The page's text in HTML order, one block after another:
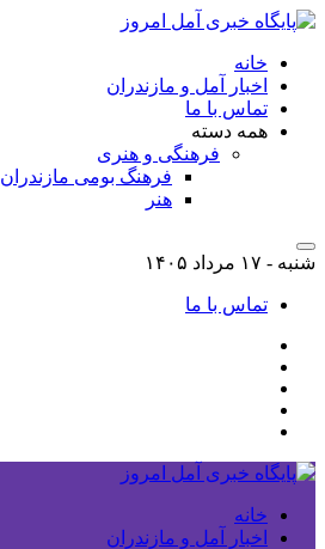
خانه
اخبار آمل و مازندران
تماس با ما
همه دسته
فرهنگی و هنری
فرهنگ بومی مازندران
هنر
شنبه - ۱۷ مرداد ۱۴۰۵
تماس با ما
خانه
اخبار آمل و مازندران